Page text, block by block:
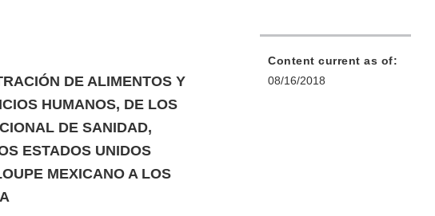
DE ALIMENTOS Y
HUMANOS, DE LOS
DE SANIDAD,
ESTADOS UNIDOS
MEXICANO A LOS
Content current as of:
08/16/2018